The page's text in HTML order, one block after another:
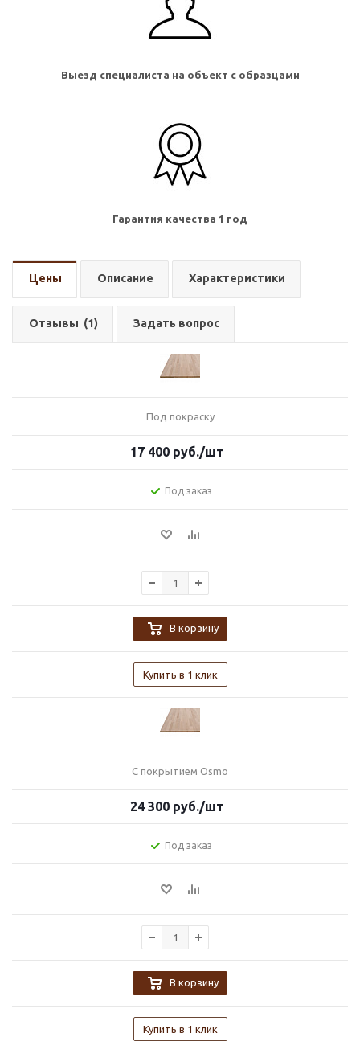
Выезд специалиста на объект с образцами
Гарантия качества 1 год
Цены Описание Характеристики
Отзывы (1) Задать вопрос
Под покраску
17 400 руб./шт
Под заказ
В корзину
Купить в 1 клик
С покрытием Osmo
24 300 руб./шт
Под заказ
В корзину
Купить в 1 клик